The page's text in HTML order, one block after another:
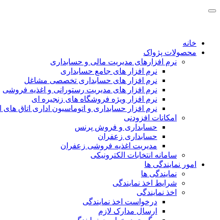
خانه
محصولات پژواک
نرم افزارهای مدیریت مالی و حسابداری
نرم افزار های جامع حسابداری
نرم افزار های حسابداری تخصصی مشاغل
نرم افزار های مدیریت رستورانی و اغذیه فروشی
نرم افزار ویژه فروشگاه های زنجیره ای
نرم افزار حسابداری و اتوماسیون اداری اتاق های
امکانات افزودنی
حسابداری و فروش پرنس
حسابداری زعفران
مدیریت اغذیه فروشی زعفران
سامانه انتخابات الکترونیکی
امور نمایندگی ها
نمایندگی ها
شرایط اخذ نمایندگی
اخذ نمایندگی
درخواست اخذ نمایندگی
ارسال مدارک لازم